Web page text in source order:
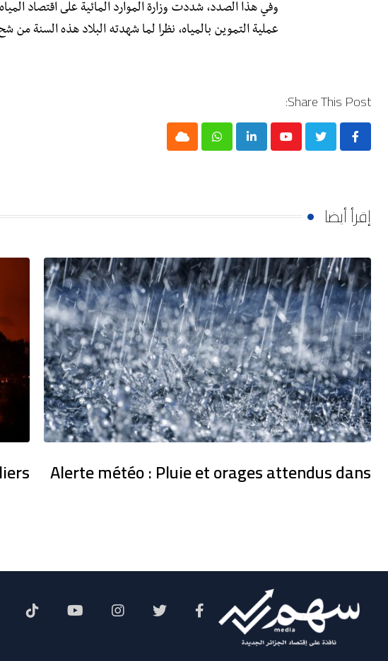
وفي هذا الصدد، شددت وزارة الموارد المائية على اقتصاد
عملية التموين بالمياه، نظرا لما شهدته البلاد هذه السنة من
Share This Post:
Youtube
LinkedIn
Whatsapp
Cloud
إقرأ أيضا
Alerte météo : Pluie et orages attendus dans
Social Menu